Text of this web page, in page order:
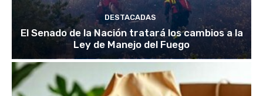
DESTACADAS
El Senado de la Nación tratará los cambios a la
Ley de Manejo del Fuego